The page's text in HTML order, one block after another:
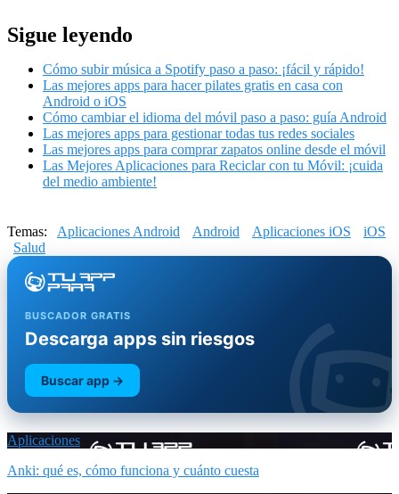
Sigue leyendo
Cómo subir música a Spotify paso a paso: ¡fácil y rápido!
Las mejores apps para hacer pilates gratis en casa con
Android o iOS
Cómo cambiar el idioma del móvil paso a paso: guía Android
Las mejores apps para gestionar todas tus redes sociales
Las mejores apps para comprar zapatos online desde el móvil
Las Mejores Aplicaciones para Reciclar con tu Móvil: ¡cuida
del medio ambiente!
Temas: Aplicaciones Android Android Aplicaciones iOS
iOS
Salud
BUSCADOR GRATIS
Descarga apps sin riesgos
Buscar app →
Aplicaciones
Anki: qué es, cómo funciona y cuánto cuesta